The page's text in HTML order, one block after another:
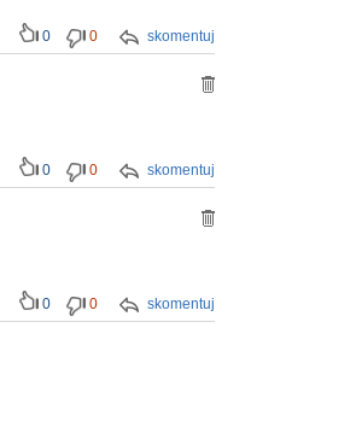
skomentuj
0 0
skomentuj
0 0
skomentuj
0 0